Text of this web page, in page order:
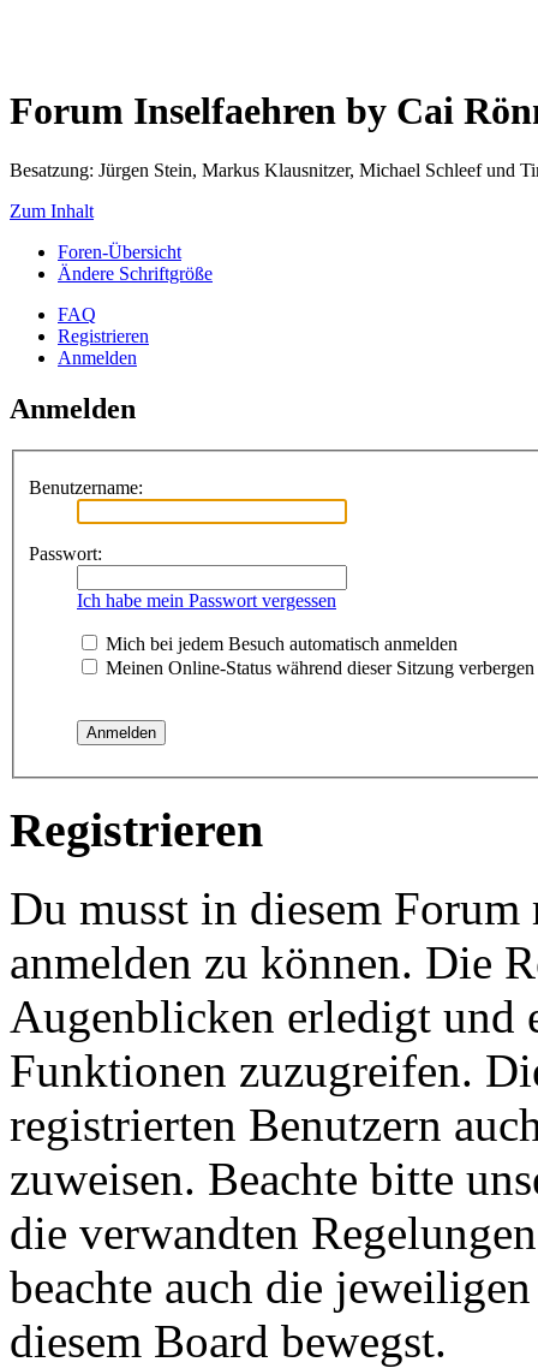
Forum Inselfaehren by Cai
Besatzung: Jürgen Stein, Markus Klausnitzer, Michael Schleef und
Zum Inhalt
Foren-Übersicht
Ändere Schriftgröße
FAQ
Registrieren
Anmelden
Anmelden
Benutzername:
Passwort:
Ich habe mein Passwort vergessen
Mich bei jedem Besuch automatisch anmelden
Meinen Online-Status während dieser Sitzung verbergen
Registrieren
Du musst in diesem
anmelden zu können. Die
Augenblicken erledigt und
Funktionen zuzugreifen.
registrierten Benutzern
zuweisen. Beachte bitte
die verwandten
beachte auch die
diesem Board bewegst.